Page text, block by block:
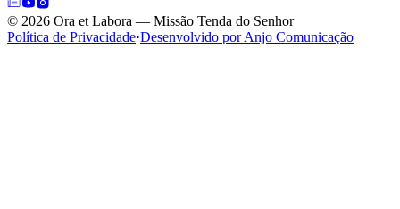
© 2026 Ora et Labora — Missão Tenda do Senhor
Política de Privacidade·Desenvolvido por Anjo Comunicação